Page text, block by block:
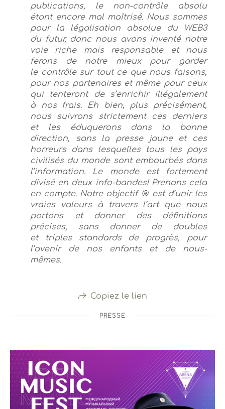
publications, le non-contrôle absolu
étant encore mal maîtrisé. Nous sommes
pour la légalisation absolue du WEB3
du futur, donc nous avons inventé notre
voie riche mais responsable et nous
ferons de notre mieux pour garder
le contrôle sur tout ce que nous faisons,
pour nos partenaires et même pour ceux
qui tenteront de s’enrichir illégalement
à nos frais. Eh bien, plus précisément,
nous suivrons strictement ces derniers
et les éduquerons dans la bonne
direction, sans la presse jaune et ces
horreurs dans lesquelles tous les pays
civilisés du monde sont embourbés dans
l’information. Le monde est fortement
divisé en deux info-bandes! Prenons cela
en compte. Notre objectif 🎯 est d’unir les
vraies valeurs à travers l’art que nous
portons et donner des définitions
précises, sans donner de doubles
et triples standards de progrès, pour
l’avenir de nos enfants et de nous-
mêmes.
Copiez le lien
PRESSE